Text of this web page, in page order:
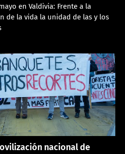
en Valdivia: Frente a la
de la vida la unidad de las y los
nacional de